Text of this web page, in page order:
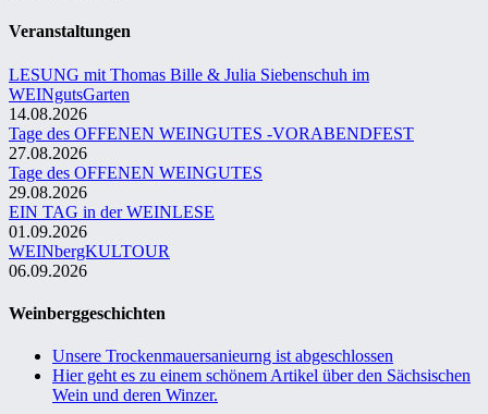
Veranstaltungen
LESUNG mit Thomas Bille & Julia Siebenschuh im
WEINgutsGarten
14.08.2026
Tage des OFFENEN WEINGUTES -VORABENDFEST
27.08.2026
Tage des OFFENEN WEINGUTES
29.08.2026
EIN TAG in der WEINLESE
01.09.2026
WEINbergKULTOUR
06.09.2026
Weinberggeschichten
Unsere Trockenmauersanieurng ist abgeschlossen
Hier geht es zu einem schönem Artikel über den Sächsischen
Wein und deren Winzer.